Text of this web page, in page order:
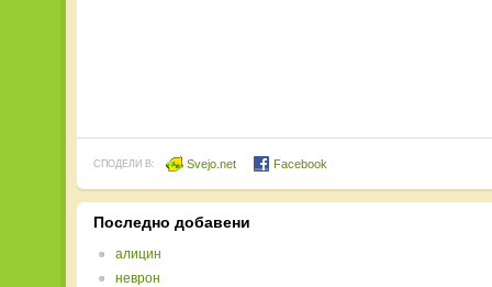
СПОДЕЛИ В: Svejo.net Facebook
Последно добавени
алицин
неврон